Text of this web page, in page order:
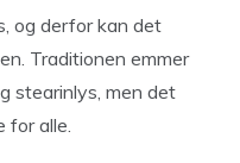
og derfor kan det
Traditionen emmer
stearinlys, men det
for alle.